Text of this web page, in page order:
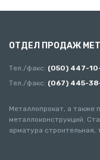
ОТДЕЛ ПРОДАЖ
Тел./факс: (050) 447-
Тел./факс: (067) 445-
Металлопрокат, а также
металлоконструкций.
арматура строительная,